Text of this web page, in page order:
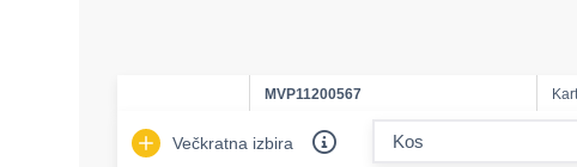
MVP11200567
Večkratna izbira